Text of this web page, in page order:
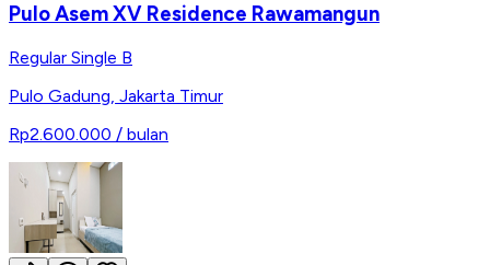
Pulo Asem XV Residence Rawamangun
Regular Single B
Pulo Gadung Jakarta Timur
Rp2.600.000 / bulan